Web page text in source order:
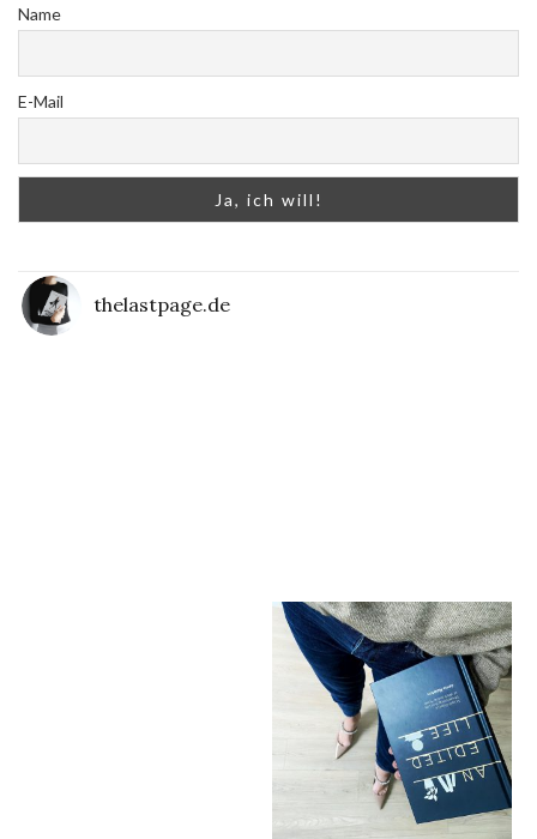
Name
E-Mail
thelastpage.de